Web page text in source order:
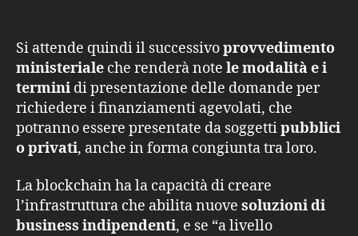
Si attende quindi il successivoprovvedimento
ministeriale che renderà note le modalità e i
termini di presentazione delle domande per
richiedere i finanziamenti agevolati, che
potranno essere presentate da soggettipubblici
o privati, anche in forma congiunta tra loro.
La blockchain ha la capacità di creare
l’infrastruttura che abilita nuove soluzioni di
business indipendenti, e se “a livello